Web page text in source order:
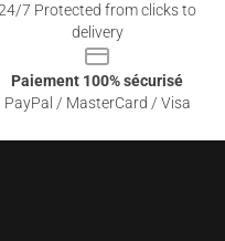
7 Protected from clicks to
delivery
Paiement 100% sécurisé
PayPal / MasterCard / Visa